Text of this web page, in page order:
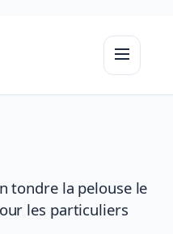
tondre la pelouse le
les particuliers